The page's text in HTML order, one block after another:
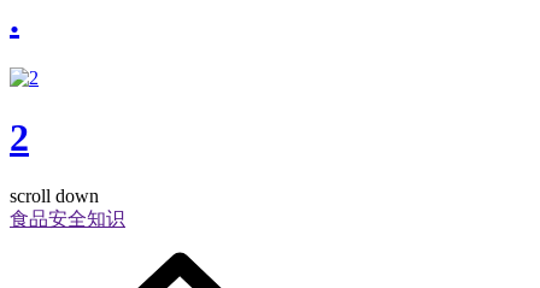
.
2
scroll down
食品安全知识